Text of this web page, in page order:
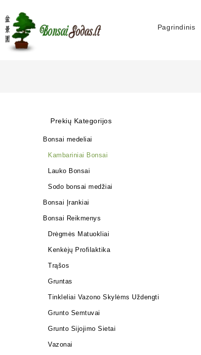
Pagrindinis
Prekių Kategorijos
Bonsai medeliai
Kambariniai Bonsai
Lauko Bonsai
Sodo bonsai medžiai
Bonsai Įrankiai
Bonsai Reikmenys
Drėgmės Matuokliai
Kenkėjų Profilaktika
Trąšos
Gruntas
Tinkleliai Vazono Skylėms Uždengti
Grunto Semtuvai
Grunto Sijojimo Sietai
Vazonai